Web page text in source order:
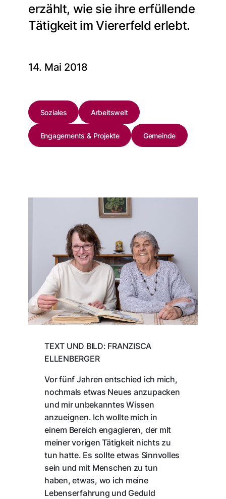
erzählt, wie sie ihre erfüllende
Tätigkeit im Viererfeld erlebt.
14. Mai 2018
Soziales Arbeitswelt
Engagements & Projekte Gemeinde
TEXT UND BILD: FRANZISCA
ELLENBERGER
Vor fünf Jahren entschied ich mich,
nochmals etwas Neues anzupacken
und mir unbekanntes Wissen
anzueignen. Ich wollte mich in
einem Bereich engagieren, der mit
meiner vorigen Tätigkeit nichts zu
tun hatte. Es sollte etwas Sinnvolles
sein und mit Menschen zu tun
haben, etwas, wo ich meine
Lebenserfahrung und Geduld